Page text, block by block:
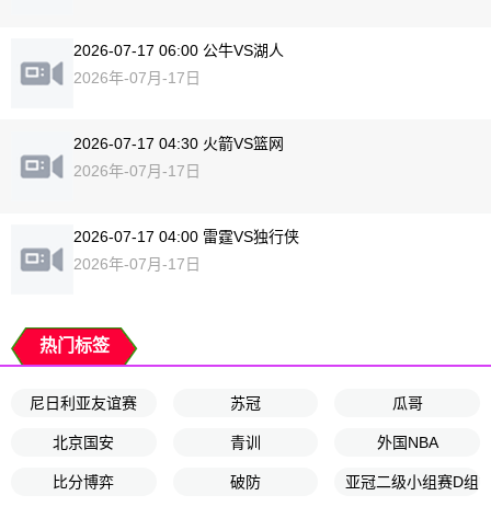
2026-07-17 06:00 公牛VS湖人
2026年-07月-17日
2026-07-17 04:30 火箭VS篮网
2026年-07月-17日
2026-07-17 04:00 雷霆VS独行侠
2026年-07月-17日
热门标签
尼日利亚友谊赛 苏冠 瓜哥
北京国安 青训 外国NBA
比分博弈 破防 亚冠二级小组赛D组